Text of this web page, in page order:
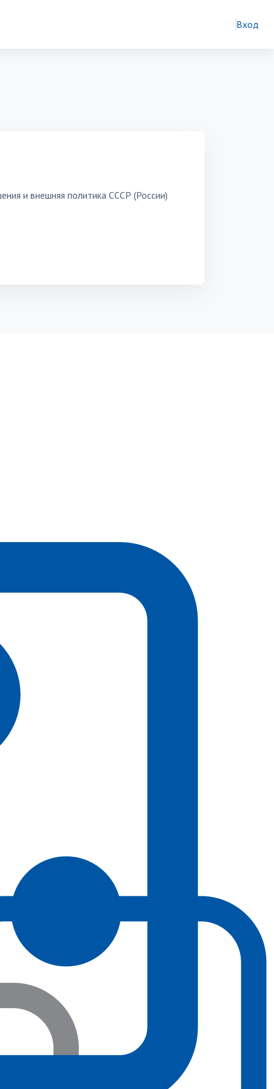
Вход
и внешняя политика СССР (России)